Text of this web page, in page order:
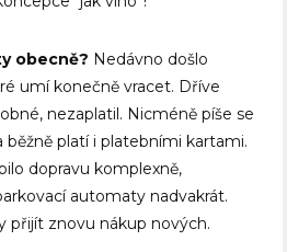
obecně? Nedávno došlo
umí konečně vracet. Dříve
nezaplatil. Nicméně píše se
běžně platí i platebními kartami.
dopravu komplexně,
automaty nadvakrát.
přijít znovu nákup nových.